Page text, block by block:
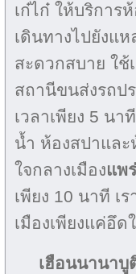
เก๋ไก๋ ให้บริการ
เดินทางไปยังแ
สะดวกสบาย ใช้
สถานีขนส่งรถป
เวลาเพียง 5 นา
น้ำ ห้องสปาและ
ใจกลางเมืองแพร่
เพียง 10 นาที เ
เมืองเพียงแค่อึด
เฮือนนานาบู